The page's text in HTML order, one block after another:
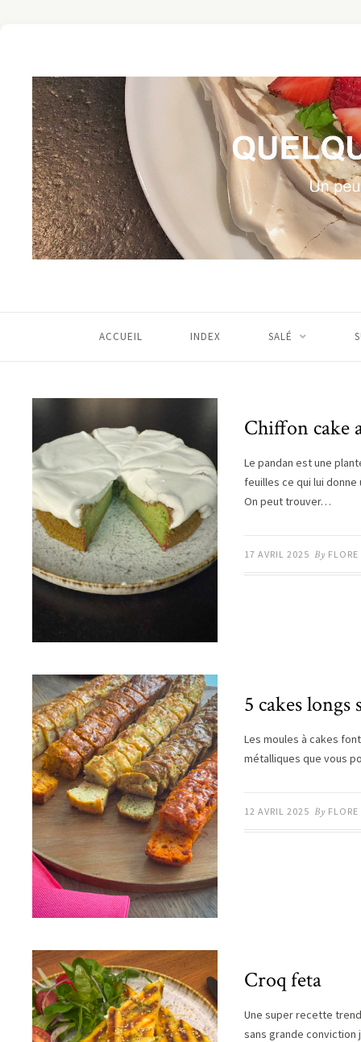
ACCUEIL INDEX SALÉ
Chiffon cake
Le pandan est une
feuilles ce qui lui
On peut trouver…
17 AVRIL 2025 By FLORE
5 cakes longs
Les moules à cakes
métalliques que vous
12 AVRIL 2025 By FLORE
Croq feta
Une super recette
sans grande conviction